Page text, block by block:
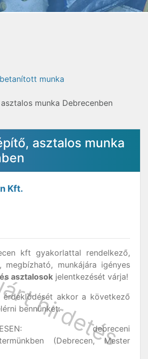
munka
munka Debrecenben
asztalos munka
Kft.
kft gyakorlattal rendelkező,
megbízható, munkájára igényes
asztalosok jelentkezését várja!
akkor a következő
bennünket:
debreceni
(Debrecen, Mester